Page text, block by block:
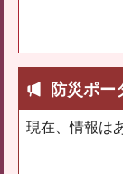
防災ポー
現在、情報は